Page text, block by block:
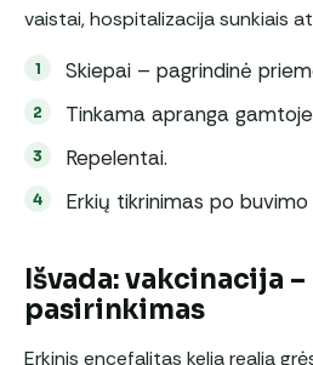
vaistai, hospitalizacija sunkiais
Skiepai – pagrindinė
Tinkama apranga
Repelentai.
Erkių tikrinimas po buvimo
Išvada: vakcinacija
pasirinkimas
Erkinis encefalitas kelia realią